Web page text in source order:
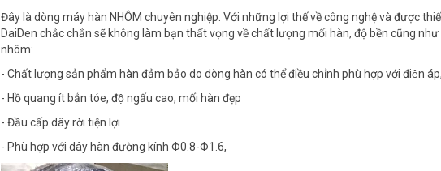
Đây là dòng máy hàn NHÔM chuyên nghiệp. Với những lợi thế về công nghệ và được
DaiDen chắc chắn sẽ không làm bạn thất vọng về chất lượng mối hàn, độ bền cũng
nhôm:
- Chất lượng sản phẩm hàn đảm bảo do dòng hàn có thể điều chỉnh phù hợp với điện
- Hồ quang ít bắn tóe, độ ngấu cao, mối hàn đẹp
- Đầu cấp dây rời tiện lợi
- Phù hợp với dây hàn đường kính Φ0.8-Φ1.6,